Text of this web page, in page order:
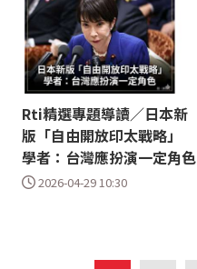
Rti精選專題導讀／日本新
版「自由開放印太戰略」
學者：台灣應扮演一定角色
2026-04-29 10:30